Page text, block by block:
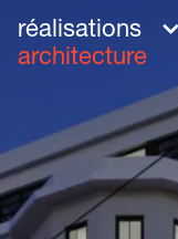
réalisations
architecture